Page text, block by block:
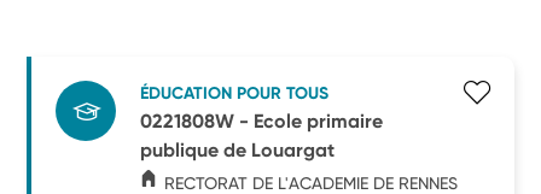
ÉDUCATION POUR TOUS
0221808W - Ecole primaire
publique de Louargat
RECTORAT DE L'ACADEMIE DE RENNES